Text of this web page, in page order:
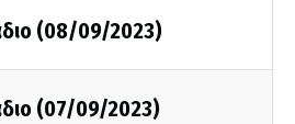
(08/09/2023)
(07/09/2023)